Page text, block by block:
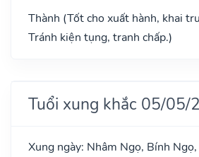
Thành (Tốt cho xuất hành, khai
Tránh kiện tụng, tranh chấp.)
Tuổi xung khắc 05/05/
Xung ngày: Nhâm Ngọ, Bính